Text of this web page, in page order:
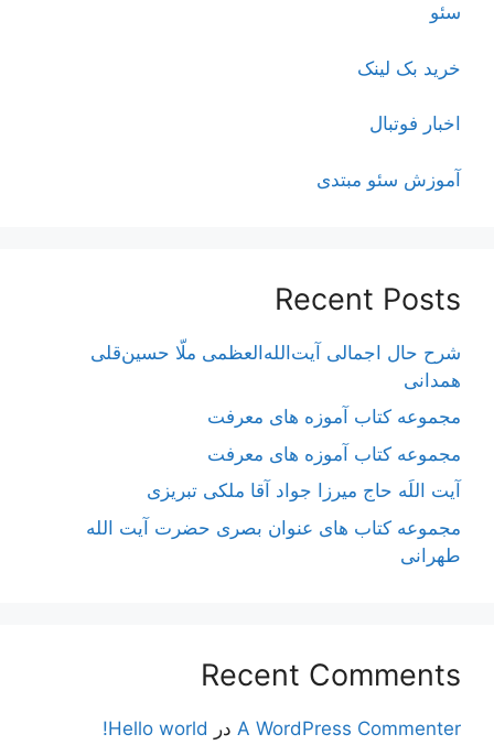
سئو
خرید بک لینک
اخبار فوتبال
آموزش سئو مبتدی
Recent Posts
شرح حال اجمالی آیت‌الله‌العظمی ملّا حسین‌قلی
همدانی
مجموعه کتاب آموزه های معرفت
مجموعه کتاب آموزه های معرفت
آیت اللَه حاج میرزا جواد آقا ملکی تبریزی
مجموعه کتاب های عنوان بصری حضرت آیت الله
طهرانی
Recent Comments
A WordPress Commenter در Hello world!